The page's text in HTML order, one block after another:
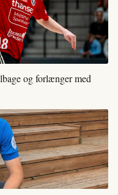
og forlænger med